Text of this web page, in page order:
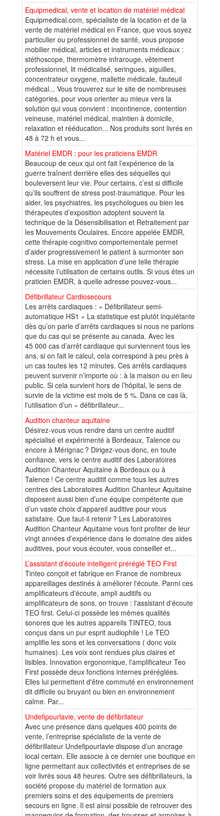
Equipmedical, vente et location de matériel médical
Equipmedical.com, spécialiste de la location et de la
vente de matériel médical en France, que vous soyez
particulier ou professionnel de santé, vous propose
mobilier médical, articles et instruments médicaux :
stéthoscope, thermomètre infrarouge, vêtement
professionnel, lit médicalisé, seringues, aiguilles,
concentrateur oxygene, mallette médicale, fauteuil
médical... Vous trouverez sur le site de nombreuses
catégories, pour vous orienter au mieux vers la
solution qui vous convient : incontinence, contention
veineuse, matériel médical, maintien à domicile,
relaxation et rééducation... Nos produits sont livrés en
48 à 72 h et vous...
Matériel EMDR : pour les praticiens EMDR
Beaucoup de ceux qui ont fait l’expérience de la
guerre traînent derrière elles des séquelles qui
bouleversent leur vie. Pour certains, c’est si difficile
qu’ils souffrent de stress post-traumatique. Pour les
aider, les psychiatres, les psychologues ou bien les
thérapeutes d’exposition adoptent souvent la
technique de la Désensibilisation et Retraitement par
les Mouvements Oculaires. Encore appelée EMDR,
cette thérapie cognitivo comportementale permet
d’aider progressivement le patient à surmonter son
stress. La mise en application d’une telle thérapie
nécessite l’utilisation de certains outils. Si vous êtes un
praticien EMDR, à quelle adresse pouvez-vous...
Défibrillateur Cardiosecours
Les arrêts cardiaques : « Défibrillateur semi-
automatique HS1 » La statistique est plutôt inquiétante
dès qu’on parle d’arrêts cardiaques si nous ne parlons
que du cas qui se présente au canada. Avec les
45 000 cas d’arrêt cardiaque qui surviennent tous les
ans, si on fait le calcul, cela correspond à peu près à
un cas toutes les 12 minutes. Ces arrêts cardiaques
peuvent survenir n’importe où : à la maison ou en lieu
public. Si cela survient hors de l’hôpital, le sens de
survie de la victime est mois de 5 %. Dans ce cas là,
l’utilisation d’un « défibrillateur...
Audition chanteur aquitaine
Désirez-vous vous rendre dans un centre auditif
spécialisé et expérimenté à Bordeaux, Talence ou
encore à Mérignac ? Dirigez-vous donc, en toute
confiance, vers le centre auditif des Laboratoires
Audition Chanteur Aquitaine à Bordeaux ou à
Talence ! Ce centre auditif comme tous les autres
centres des Laboratoires Audition Chanteur Aquitaine
disposent aussi bien d’une équipe compétente que
d’un vaste choix d’appareil auditive pour vous
satisfaire. Que faut-il retenir ? Les Laboratoires
Audition Chanteur Aquitaine vous font profiter de leur
vingt années d’expérience dans le domaine des aides
auditives, pour vous écouter, vous conseiller et...
L’assistant d’écoute intelligent préréglé TEO First
Tinteo conçoit et fabrique en France de nombreux
appareillages destinés à améliorer l'écoute. Parmi ces
amplificateurs d'écoute, ampli auditifs ou
amplificateurs de sons, on trouve : l'assistant d'écoute
TEO first. Celui-ci possède les mêmes qualités
sonores que les autres appareils TINTEO, tous
conçus dans un pur esprit audiophile ! Le TEO
amplifie les sons et les conversations ( donc voix
humaines). Les voix sont rendues plus claires et
lisibles. Innovation ergonomique, l'amplificateur Teo
First possède deux fonctions internes préréglées.
Elles lui permettent d'être commuté en environnement
dit difficile ou bruyant ou bien en environnement
calme. Par...
Undefipourlavie, vente de défibrilateur
Avec une présence dans quelques 400 points de
vente, l’entreprise spécialiste de la vente de
défibrillateur Undefipourlavie dispose d’un ancrage
local certain. Elle associe à ce dernier une boutique en
ligne permettant aux collectivités et entreprises de se
voir livrés sous 48 heures. Outre ses défibrillateurs, la
société propose du matériel de formation aux
premiers soins et des équipements de premiers
secours en ligne. Il est ainsi possible de retrouver des